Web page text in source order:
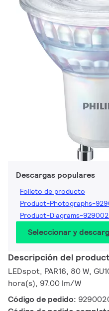
Descargas populares
Folleto de producto
Product-Photographs-
Product-Diagrams-
Seleccionar y
Descripción del
LEDspot, PAR16, 80 W,
hora(s), 97.00 lm/W
Código de pedido: